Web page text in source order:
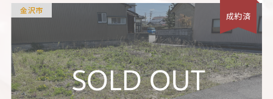
金沢市
成約済